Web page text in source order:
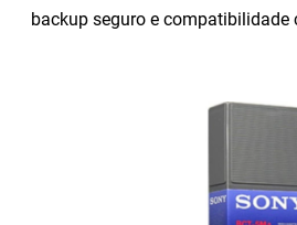
backup seguro e compatibilidade